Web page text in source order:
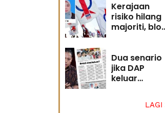
Kerajaan
risiko hilang
majoriti,
semula
Dua senario
jika DAP
keluar
LAGI